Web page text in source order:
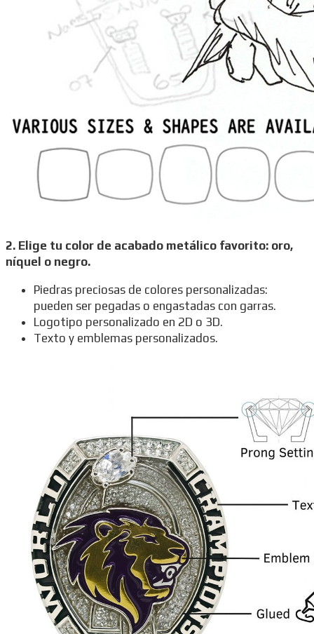
2. Elige tu color de acabado metálico favorito: oro,
níquel o negro.
Piedras preciosas de colores personalizadas:
pueden ser pegadas o engastadas con garras.
Logotipo personalizado en 2D o 3D.
Texto y emblemas personalizados.